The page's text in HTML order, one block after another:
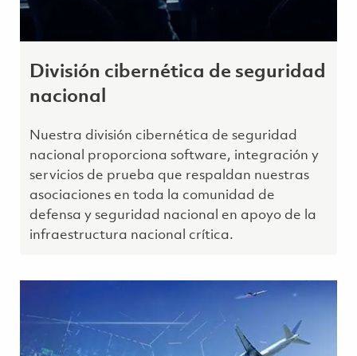
División cibernética de seguridad
nacional
Nuestra división cibernética de seguridad
nacional proporciona software, integración y
servicios de prueba que respaldan nuestras
asociaciones en toda la comunidad de
defensa y seguridad nacional en apoyo de la
infraestructura nacional crítica.